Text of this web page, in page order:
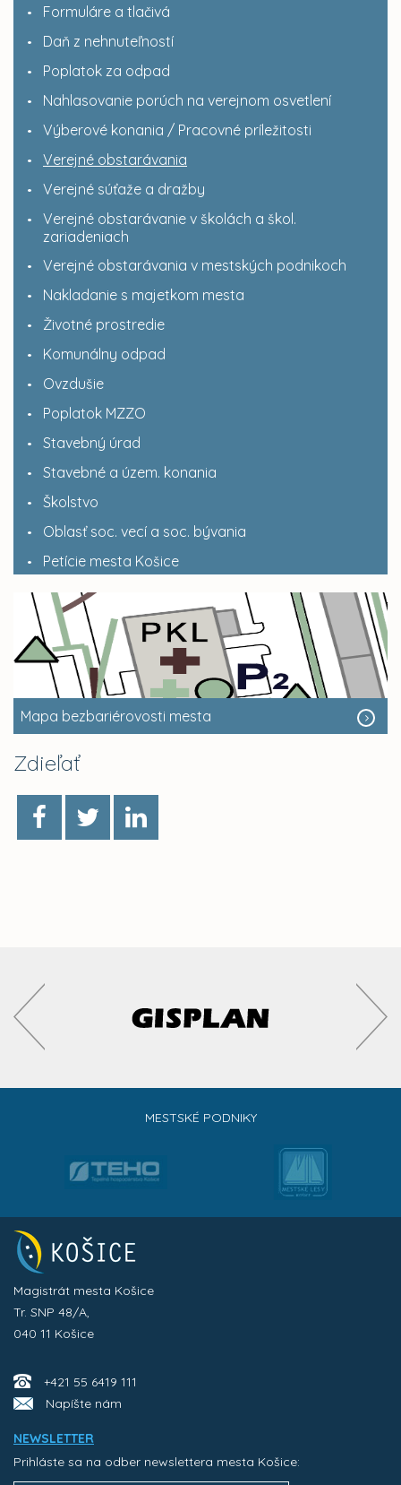
Formuláre a tlačivá
Daň z nehnuteľností
Poplatok za odpad
Nahlasovanie porúch na verejnom osvetlení
Výberové konania / Pracovné príležitosti
Verejné obstarávania
Verejné súťaže a dražby
Verejné obstarávanie v školách a škol.
zariadeniach
Verejné obstarávania v mestských podnikoch
Nakladanie s majetkom mesta
Životné prostredie
Komunálny odpad
Ovzdušie
Poplatok MZZO
Stavebný úrad
Stavebné a územ. konania
Školstvo
Oblasť soc. vecí a soc. bývania
Petície mesta Košice
Mapa bezbariérovosti mesta
Zdieľať
MESTSKÉ PODNIKY
Magistrát mesta Košice
Tr. SNP 48/A,
040 11 Košice
+421 55 6419 111
Napíšte nám
NEWSLETTER
Prihláste sa na odber newslettera mesta Košice: